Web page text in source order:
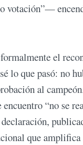
el
lo que pasó: no
al
“no se
que